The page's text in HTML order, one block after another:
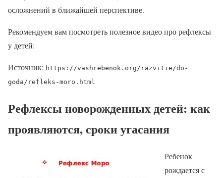
осложнений в ближайшей перспективе.
Рекомендуем вам посмотреть полезное видео про рефлексы
у детей:
Источник: https://vashrebenok.org/razvitie/do-
goda/refleks-moro.html
Рефлексы новорожденных детей: как
проявляются, сроки угасания
Ребенок
рождается с